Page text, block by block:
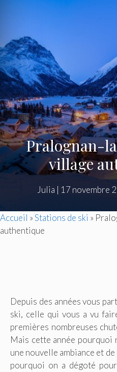
Pralognan-
village
Julia | 17 novembre
Accueil »Stations de ski »
authentique
Depuis des années vous
ski, celle qui vous a vu
premières nombreuses
Mais cette année pourquoi
une nouvelle ambiance et
pourquoi on a dégoté